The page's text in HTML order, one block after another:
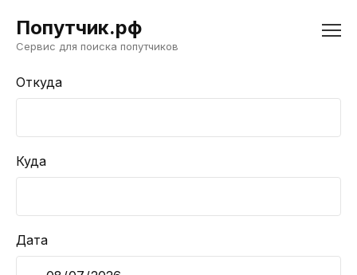
Попутчик.рф
Сервис для поиска попутчиков
Откуда
Куда
Дата